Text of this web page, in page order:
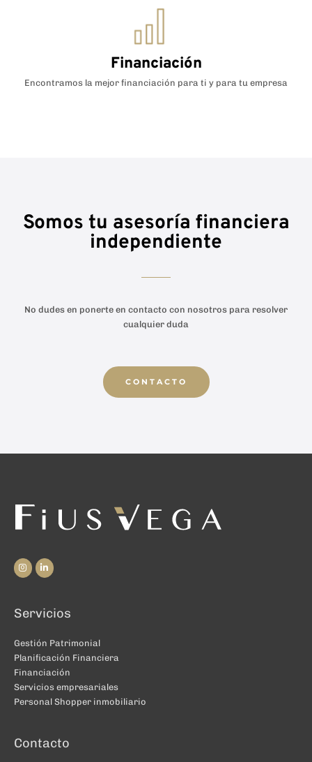
Financiación
Encontramos la mejor financiación para ti y para tu empresa
Somos tu asesoría financiera
independiente
No dudes en ponerte en contacto con nosotros para resolver
cualquier duda
CONTACTO
Servicios
Gestión Patrimonial
Planificación Financiera
Financiación
Servicios empresariales
Personal Shopper inmobiliario
Contacto